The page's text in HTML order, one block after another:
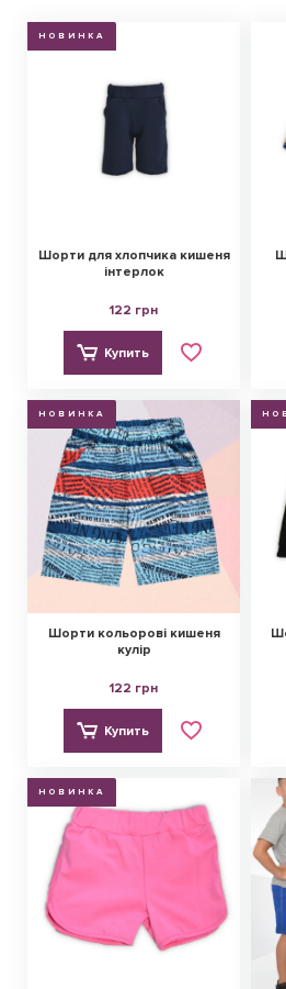
НОВИНКА
Шорти для хлопчика кишеня
інтерлок
122 грн
Купить
НОВИНКА
Шорти кольорові кишеня
кулір
122 грн
Купить
НОВИНКА